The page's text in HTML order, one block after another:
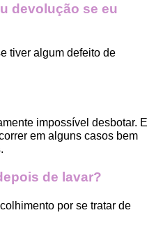
devolução se eu
tiver algum defeito de
impossível desbotar. E
em alguns casos bem
de lavar?
por se tratar de